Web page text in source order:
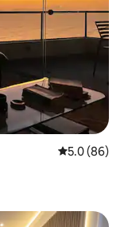
レビュー86
5.0 (86)